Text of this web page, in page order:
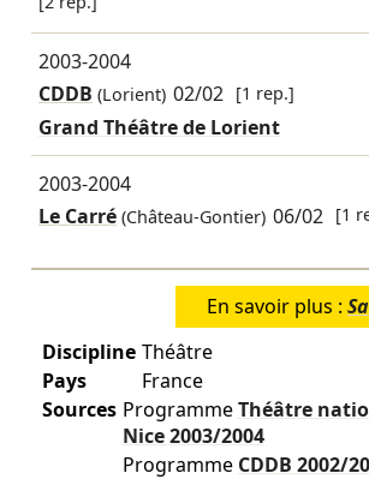
2003-2004
CDDB (Lorient) 02/02 [1 rep.]
Grand Théâtre de Lorient
2003-2004
Le Carré(Château-Gontier) 06/02 [1
En savoir plus :
Discipline Théâtre
Pays
France
Sources ProgrammeThéâtre
Nice2003/2004
Programme CDDB 2002/